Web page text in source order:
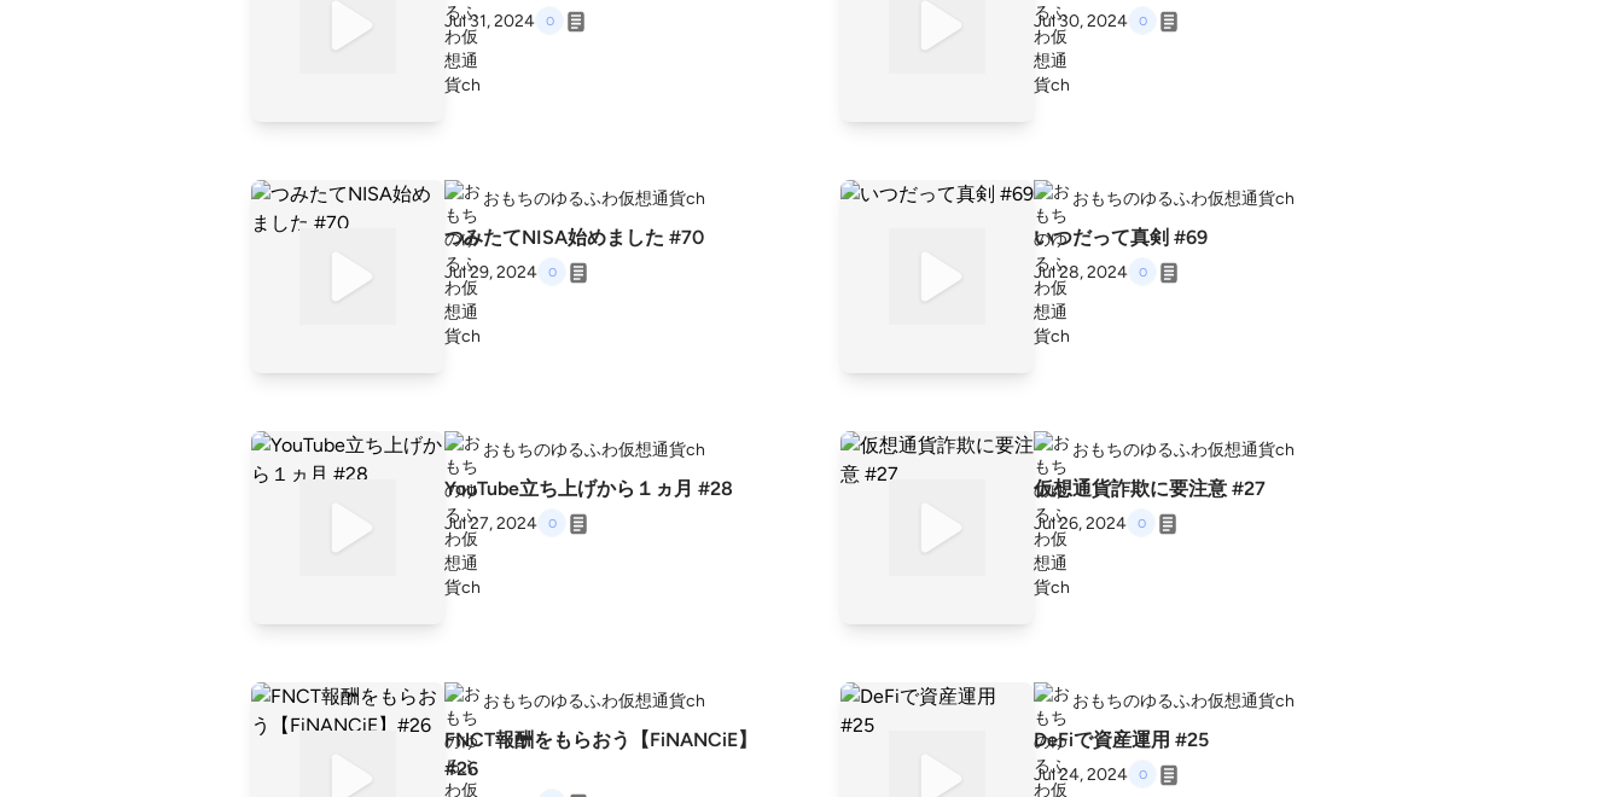
Jul 31, 2024 Jul 30, 2024
おもちのゆるふわ仮想通貨ch
つみたてNISA始めました #70
Jul 29, 2024
おもちのゆるふわ仮想通貨ch
いつだって真剣 #69
Jul 28, 2024
おもちのゆるふわ仮想通貨ch
YouTube立ち上げから１ヵ月 #28
Jul 27, 2024
おもちのゆるふわ仮想通貨ch
仮想通貨詐欺に要注意 #27
Jul 26, 2024
おもちのゆるふわ仮想通貨ch
FNCT報酬をもらおう【FiNANCiE】
#26
おもちのゆるふわ仮想通貨ch
DeFiで資産運用 #25
Jul 24, 2024